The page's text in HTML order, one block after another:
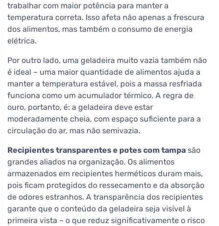
trabalhar com maior potência para manter a
temperatura correta. Isso afeta não apenas a frescura
dos alimentos, mas também o consumo de energia
elétrica.
Por outro lado, uma geladeira muito vazia também não
é ideal – uma maior quantidade de alimentos ajuda a
manter a temperatura estável, pois a massa resfriada
funciona como um acumulador térmico. A regra de
ouro, portanto, é: a geladeira deve estar
moderadamente cheia, com espaço suficiente para a
circulação do ar, mas não semivazia.
Recipientes transparentes e potes com tampa são
grandes aliados na organização. Os alimentos
armazenados em recipientes herméticos duram mais,
pois ficam protegidos do ressecamento e da absorção
de odores estranhos. A transparência dos recipientes
garante que o conteúdo da geladeira seja visível à
primeira vista – o que reduz significativamente o risco